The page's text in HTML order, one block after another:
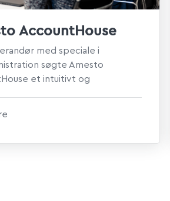
AccountHouse
med speciale i
søgte Amesto
et intuitivt og